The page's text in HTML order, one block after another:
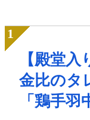
【殿堂
金比のタ
「鶏手羽